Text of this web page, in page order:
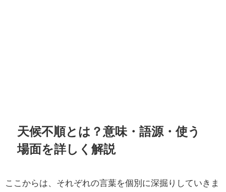
天候不順とは？意味・語源・使う
場面を詳しく解説
ここからは、それぞれの言葉を個別に深掘りしていきま